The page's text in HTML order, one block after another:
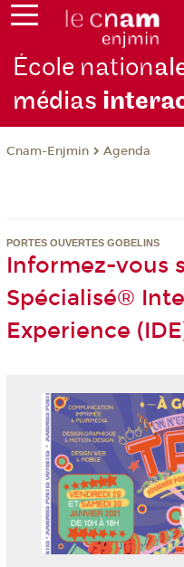
École nation
médias
Cnam-Enjmin Agenda
PORTES OUVERTES GOBELINS
Informez-vous
Spécialisé®
Experience